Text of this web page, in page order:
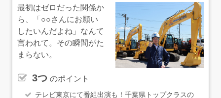
いずれも車通勤可
最初はゼロだった関係か
ら、「○○さんにお願い
したいんだよね」なんて
言われて。その瞬間がた
まらない。
3つ のポイント
テレビ東京にて番組出演も！千葉県トップクラスの